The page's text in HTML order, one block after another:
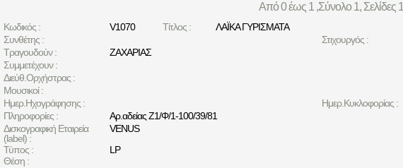
Από 0 έως 1 ,Σύνολο 1, Σελίδες 1
Κωδικός : V1070 Τίτλος :
ΛΑΪΚΑ ΓΥΡΙΣΜΑΤΑ
Συνθέτης :
Στιχουργός :
Τραγουδούν :
ΖΑΧΑΡΙΑΣ
Συμμετέχουν :
Διεύθ.Ορχήστρας :
Μουσικοί :
Ημερ.Ηχογράφησης :
Ημερ.Κυκλοφορίας :
Πληροφορίες :
Αρ.αδείας Ζ1/Φ/1-100/39/81
Δισκογραφική Εταιρεία
(label) :
VENUS
Τύπος :
LP
Θέση :